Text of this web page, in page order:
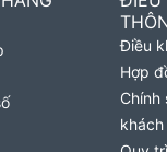
Điều
Hợp
Chính